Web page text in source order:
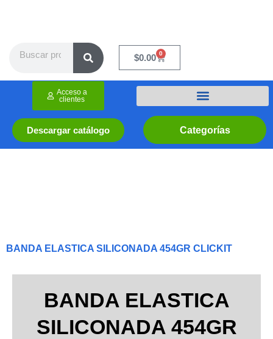
$0.00 0
Cart
Categorías
Descargar catálogo
Acceso a
clientes
BANDA ELASTICA SILICONADA 454GR CLICKIT
BANDA ELASTICA
SILICONADA 454GR